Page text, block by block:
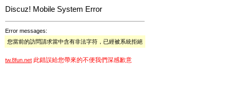
Discuz! Mobile System Error
Error messages:
您當前的訪問請求當中含有非法字符，已經被系統拒絕
tw.8fun.net 此錯誤給您帶來的不便我們深感歉意